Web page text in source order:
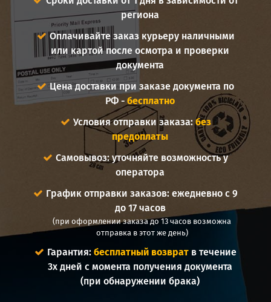
региона
Оплачивайте заказ курьеру наличными
или картой после осмотра и проверки
документа
Цена доставки при заказе документа по
РФ -бесплатно
Условия отправки заказа:без
предоплаты
Самовывоз: уточняйте возможность у
оператора
График отправки заказов: ежедневно с 9
до 17 часов
(при оформлении заказа до 13 часов возможна
отправка в этот же день)
Гарантия:бесплатный возврат в течение
3х дней с момента получения документа
(при обнаружении брака)